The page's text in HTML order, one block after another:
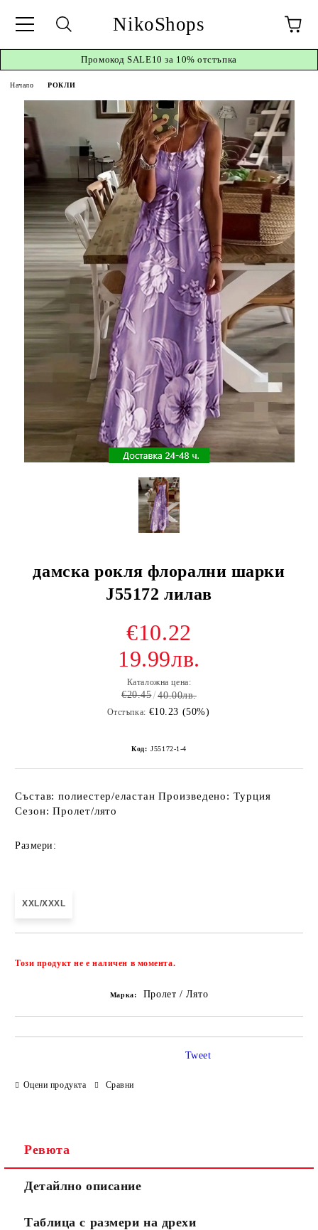
NikoShops
ПромокодSALE10 за 10% отстъпка
Начало РОКЛИ
дамска рокля флорални шарки
J55172 лилав
€10.22
19.99лв.
Каталожна цена:
€20.45 40.00лв.
Отстъпка: €10.23 (50%)
Код: J55172-1-4
Състав: полиестер/еластан Произведено: Турция
Сезон: Пролет/лято
Размери:
XXL/XXXL
Този продукт не е наличен в момента.
Марка: Пролет / Лято
Оцени продукта Сравни
Tweet
Ревюта
Детайлно описание
Таблица с размери на дрехи